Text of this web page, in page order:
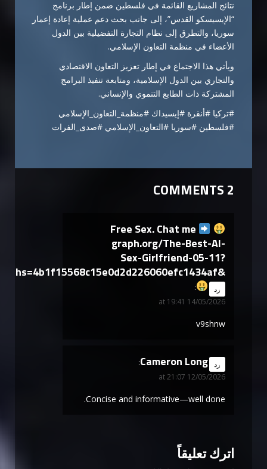
نتائج المشاريع القائمة في فلسطين ضمن إطار برنامج
“الإيسيسكو القدس”، إلى جانب بحث دعم عملية إعادة إعمار
سوريا، والتطرق إلى نظام التجارة التفضيلية بين الدول
الأعضاء في منظمة التعاون الإسلامي.
ويأتي هذا الاجتماع في إطار تعزيز التعاون الاقتصادي
والتجاري بين الدول الإسلامية، ومتابعة تنفيذ البرامج
المشتركة ذات الطابع التنموي والإنساني.
#تركيا #أنقرة #إيسيداك #منظمة_التعاون_الإسلامي
#فلسطين #سوريا #التعاون_الإسلامي #صدى_الفرات
2 COMMENTS
graph.org/The-Best-AI-
Sex-Girlfriend-05-11?
hs=4b1f15568c15e0d2d226060efc1434af&
says:
14/05/2026 at 19:41
رد
v9shnw
Cameron Long
says:
12/05/2026 at 21:07
رد
Concise and informative—well done.
اترك تعليقاً